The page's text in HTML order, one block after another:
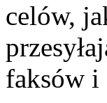
celów,
faksów i